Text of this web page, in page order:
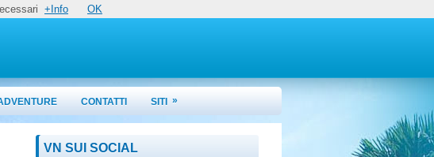
CONTATTI SITI »
VN SUI SOCIAL
+Info OK